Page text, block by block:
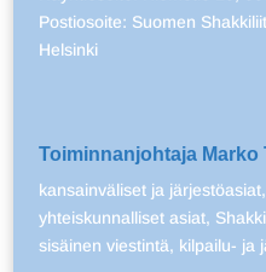
Postiosoite: Suomen
Helsinki
Toiminnanjohtaja Marko
kansainväliset ja
yhteiskunnalliset asiat,
sisäinen viestintä, kilpailu- ja